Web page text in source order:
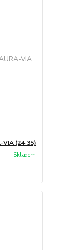
VIA (24-35)
Skladem